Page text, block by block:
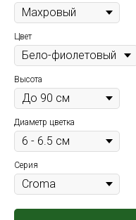
Цвет
Высота
Диаметр цветка
Серия